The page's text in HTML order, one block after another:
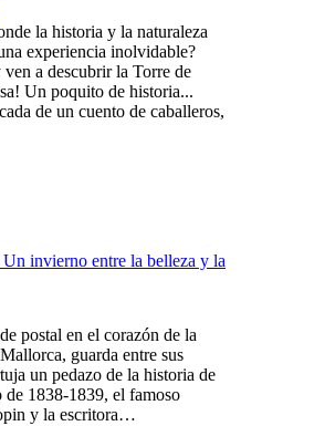
la historia y la naturaleza
experiencia inolvidable?
ven a descubrir la Torre de
Un poquito de historia...
de un cuento de caballeros,
invierno entre la belleza y la
postal en el corazón de la
guarda entre sus
un pedazo de la historia de
1838-1839, el famoso
y la escritora…